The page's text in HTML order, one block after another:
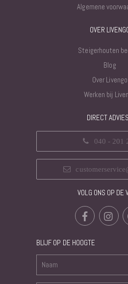
Algemene
OVER
Steigerhouten
Blog
Over Livengo
Werken bij
DIRECT
040 - 201
VOLG ONS OP DE
BLIJF OP DE HOOGTE